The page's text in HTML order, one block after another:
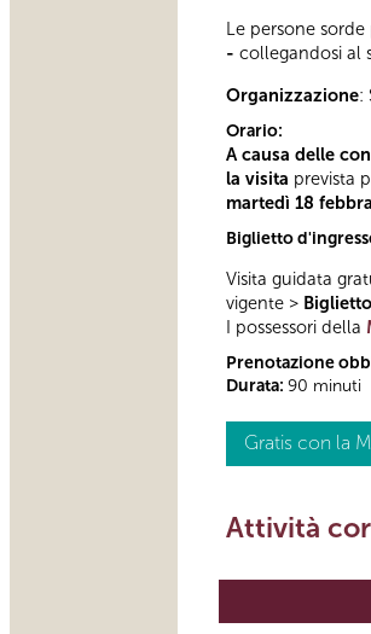
Le persone
- collegandosi al
Organizzazione:
Orario:
A causa delle
la visita prevista
martedì 18
Biglietto
Visita guidata
vigente > Biglietto
I possessori della
Prenotazione
Durata: 90 minuti
Gratis con la
Attività